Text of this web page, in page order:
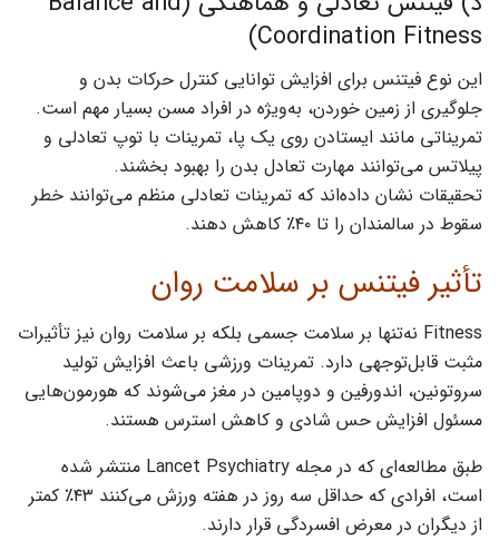
Coordination Fitness)
این نوع فیتنس برای افزایش توانایی کنترل حرکات بدن و
جلوگیری از زمین خوردن، به‌ویژه در افراد مسن بسیار مهم است.
تمریناتی مانند ایستادن روی یک پا، تمرینات با توپ تعادلی و
پیلاتس می‌توانند مهارت تعادل بدن را بهبود بخشند.
تحقیقات نشان داده‌اند که تمرینات تعادلی منظم می‌توانند خطر
سقوط در سالمندان را تا ۴۰٪ کاهش دهند.
تأثیر فیتنس بر سلامت روان
Fitness نه‌تنها بر سلامت جسمی بلکه بر سلامت روان نیز تأثیرات
مثبت قابل‌توجهی دارد. تمرینات ورزشی باعث افزایش تولید
سروتونین، اندورفین و دوپامین در مغز می‌شوند که هورمون‌هایی
مسئول افزایش حس شادی و کاهش استرس هستند.
طبق مطالعه‌ای که در مجله Lancet Psychiatry منتشر شده
است، افرادی که حداقل سه روز در هفته ورزش می‌کنند ۴۳٪ کمتر
از دیگران در معرض افسردگی قرار دارند.